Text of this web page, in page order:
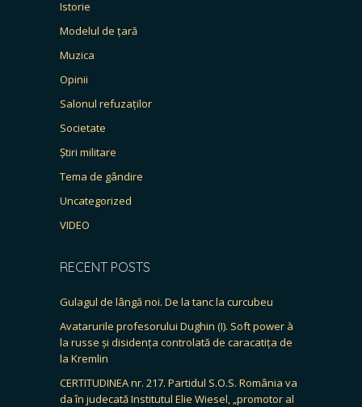
Istorie
Modelul de țară
Muzica
Opinii
Salonul refuzaților
Societate
Știri militare
Tema de gândire
Uncategorized
VIDEO
RECENT POSTS
Gulagul de lângă noi. De la tanc la curcubeu
Avatarurile profesorului Dughin (I). Soft power à
la russe și disidența controlată de caracatița de
la Kremlin
CERTITUDINEA nr. 217. Partidul S.O.S. România va
da în judecată Institutul Elie Wiesel, „promotor al